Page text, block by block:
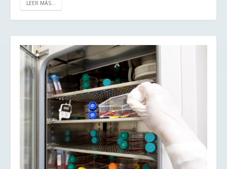
LEER MÁS...